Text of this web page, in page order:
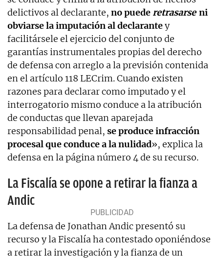
delictivos al declarante, no puede retrasarse ni
obviarse la imputación al declarantey
facilitársele el ejercicio del conjunto de
garantías instrumentales propias del derecho
de defensa con arreglo a la previsión contenida
en el artículo 118 LECrim. Cuando existen
razones para declarar como imputado y el
interrogatorio mismo conduce a la atribución
de conductas que llevan aparejada
responsabilidad penal, se produce infracción
procesal que conduce a la nulidad», explica la
defensa en la página número 4 de su recurso.
La Fiscalía se opone a retirar la fianza a
Andic
La defensa de Jonathan Andic presentó su
recurso y la Fiscalía ha contestado oponiéndose
a retirar la investigación y la fianza de un